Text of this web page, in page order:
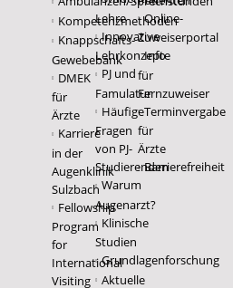
Kompetenzmethoden
Knappschafts-
Gewebebank
DMEK
für
Ärzte
Karriere
in der
Augenklinik
Sulzbach
Fellowship
Program
for
International
Visiting
Lehre
Innovative
Lehrkonzepte
PJ und
Famulatur
Häufige
Fragen
von PJ-
Studierenden
Warum
Augenarzt?
Klinische
Studien
Grundlagenforschung
Aktuelle
Online-
Zuweiserportal
Info
für
Fernzuweiser
Terminvergabe
für
Ärzte
Barrierefreiheit